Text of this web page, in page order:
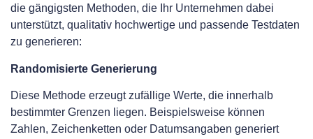
die gängigsten Methoden, die Ihr Unternehmen dabei
unterstützt, qualitativ hochwertige und passende Testdaten
zu generieren:
Randomisierte Generierung
Diese Methode erzeugt zufällige Werte, die innerhalb
bestimmter Grenzen liegen. Beispielsweise können
Zahlen, Zeichenketten oder Datumsangaben generiert